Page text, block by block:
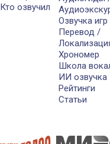
Кто озвучил
Озвучка игр
Перевод /
Хрономер
Школа
ИИ озвучка
Рейтинги
Статьи